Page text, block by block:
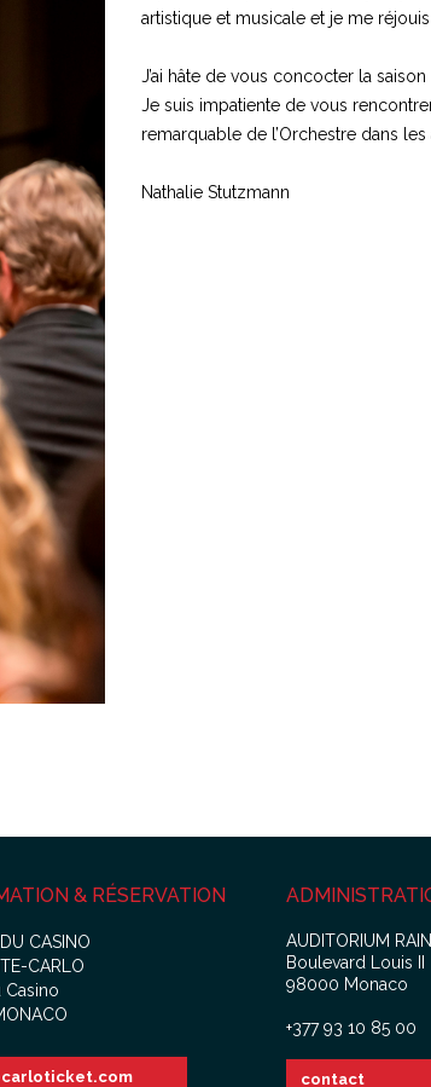
artistique et musicale et je me
J’ai hâte de vous concocter la
Je suis impatiente de vous
remarquable de l’Orchestre dans les
Nathalie Stutzmann
& RÉSERVATION
CASINO
CARLO
Casino
AUDITORIUM
Boulevard Louis II
98000 Monaco
+377 93 10 85 00
contact